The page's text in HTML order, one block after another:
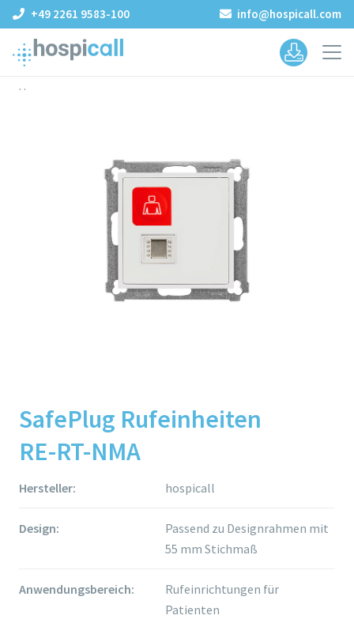
+49 2261 9583-100 info@hospicall.com
. .
SafePlug Rufeinheiten
RE-RT-NMA
Hersteller: hospicall
Design:
Passend zu Designrahmen mit
55 mm Stichmaß
Anwendungsbereich:
Rufeinrichtungen für
Patienten